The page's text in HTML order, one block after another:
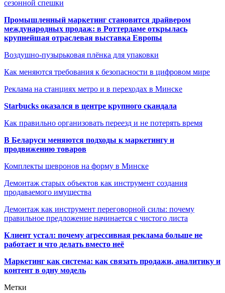
сезонной спешки
Промышленный маркетинг становится драйвером
международных продаж: в Роттердаме открылась
крупнейшая отраслевая выставка Европы
Воздушно-пузырьковая плёнка для упаковки
Как меняются требования к безопасности в цифровом мире
Реклама на станциях метро и в переходах в Минске
Starbucks оказался в центре крупного скандала
Как правильно организовать переезд и не потерять время
В Беларуси меняются подходы к маркетингу и
продвижению товаров
Комплекты шевронов на форму в Минске
Демонтаж старых объектов как инструмент создания
продаваемого имущества
Демонтаж как инструмент переговорной силы: почему
правильное предложение начинается с чистого листа
Клиент устал: почему агрессивная реклама больше не
работает и что делать вместо неё
Маркетинг как система: как связать продажи, аналитику и
контент в одну модель
Метки